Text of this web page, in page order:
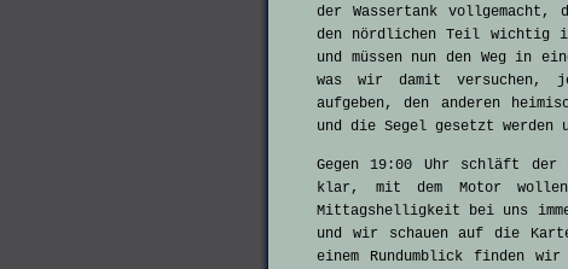
der Wassertank
den nördlichen Teil wichtig
und müssen nun den Weg in
was wir damit versuchen,
aufgeben, den anderen
und die Segel gesetzt
Gegen 19:00 Uhr schläft
klar, mit dem Motor
Mittagshelligkeit bei uns
und wir schauen auf die
einem Rundumblick finden